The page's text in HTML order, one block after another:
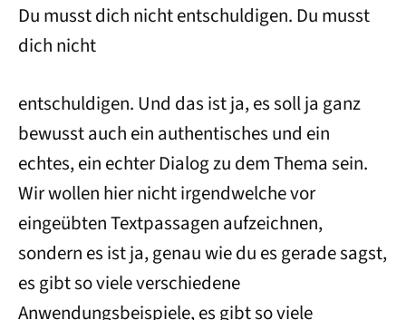
Du musst dich nicht entschuldigen. Du musst
dich nicht
entschuldigen. Und das ist ja, es soll ja ganz
bewusst auch ein authentisches und ein
echtes, ein echter Dialog zu dem Thema sein.
Wir wollen hier nicht irgendwelche vor
eingeübten Textpassagen aufzeichnen,
sondern es ist ja, genau wie du es gerade sagst,
es gibt so viele verschiedene
Anwendungsbeispiele, es gibt so viele